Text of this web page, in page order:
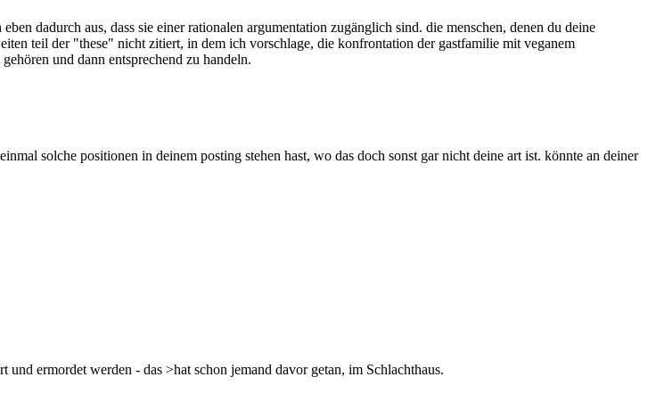
dadurch aus, dass sie einer rationalen argumentation zugänglich sind. die menschen, denen du deine
teil der "these" nicht zitiert, in dem ich vorschlage, die konfrontation der gastfamilie mit veganem
und dann entsprechend zu handeln.
solche positionen in deinem posting stehen hast, wo das doch sonst gar nicht deine art ist. könnte an deiner
ermordet werden - das >hat schon jemand davor getan, im Schlachthaus.